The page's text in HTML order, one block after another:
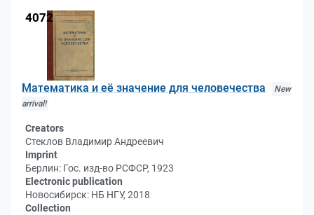
4072
Математика и её значение для человечества
New
arrival!
Creators
Стеклов Владимир Андреевич
Imprint
Берлин: Гос. изд-во РСФСР, 1923
Electronic publication
Новосибирск: НБ НГУ, 2018
Collection